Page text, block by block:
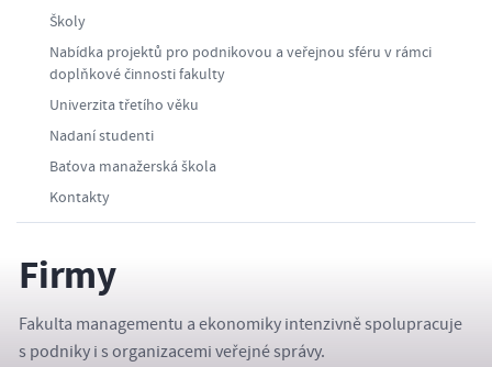
Školy
Nabídka projektů pro podnikovou a veřejnou sféru v rámci
doplňkové činnosti fakulty
Univerzita třetího věku
Nadaní studenti
Baťova manažerská škola
Kontakty
Firmy
Fakulta managementu a ekonomiky intenzivně spolupracuje
s podniky i s organizacemi veřejné správy.